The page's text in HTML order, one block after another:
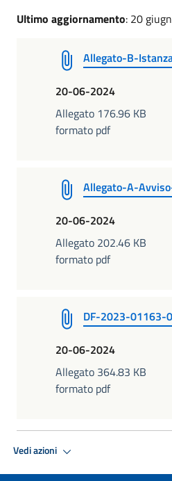
Ultimo aggiornamento: 20
Allegato-B-
20-06-2024
Allegato 176.96 KB
formato pdf
Allegato-A-
20-06-2024
Allegato 202.46 KB
formato pdf
DF-2023-01163-
20-06-2024
Allegato 364.83 KB
formato pdf
Vedi azioni